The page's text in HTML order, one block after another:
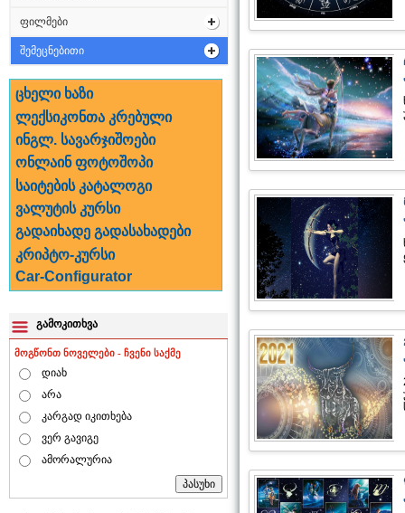
ფილმები
შემეცნებითი
ცხელი ხაზი
ლექსიკონთა კრებული
ინგლ. სავარჯიშოები
ონლაინ ფოტოშოპი
საიტების კატალოგი
ვალუტის კურსი
გადაიხადე გადასახადები
კრიპტო-კურსი
Car-Configurator
გამოკითხვა
მოგწონთ ნოველები - ჩვენი საქმე
დიახ
არა
კარგად იკითხება
ვერ გავიგე
ამორალურია